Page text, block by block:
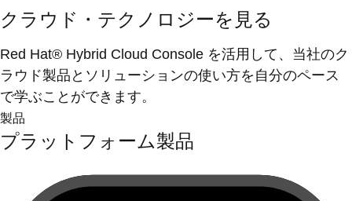
クラウド・テクノロジーを見る
Red Hat® Hybrid Cloud Console を活用して、当社のク
ラウド製品とソリューションの使い方を自分のペース
で学ぶことができます。
製品
プラットフォーム製品